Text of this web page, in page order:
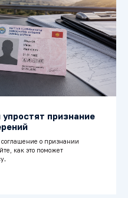
признание
о признании
как это поможет